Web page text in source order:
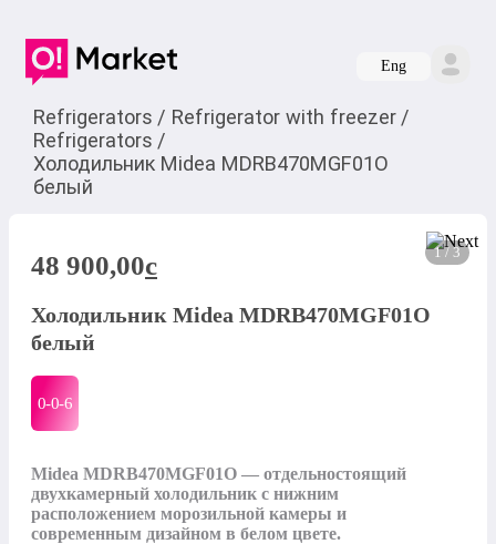
Eng
Refrigerators / Refrigerator with freezer /
Refrigerators /
Холодильник Midea MDRB470MGF01O
белый
1 / 3
48 900,00c
Холодильник Midea MDRB470MGF01O
белый
0-0-6
Midea MDRB470MGF01O — отдельностоящий
двухкамерный холодильник с нижним
расположением морозильной камеры и
современным дизайном в белом цвете.